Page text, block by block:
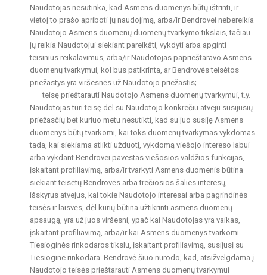
Naudotojas nesutinka, kad Asmens duomenys būtų ištrinti, ir
vietoj to prašo apriboti jų naudojimą, arba/ir Bendrovei nebereikia
Naudotojo Asmens duomenų duomenų tvarkymo tikslais, tačiau
jų reikia Naudotojui siekiant pareikšti, vykdyti arba apginti
teisinius reikalavimus, arba/ir Naudotojas paprieštaravo Asmens
duomenų tvarkymui, kol bus patikrinta, ar Bendrovės teisėtos
priežastys yra viršesnės už Naudotojo priežastis;
– teisę prieštarauti Naudotojo Asmens duomenų tvarkymui, t.y.
Naudotojas turi teisę dėl su Naudotojo konkrečiu atveju susijusių
priežasčių bet kuriuo metu nesutikti, kad su juo susiję Asmens
duomenys būtų tvarkomi, kai toks duomenų tvarkymas vykdomas
tada, kai siekiama atlikti užduotį, vykdomą viešojo intereso labui
arba vykdant Bendrovei pavestas viešosios valdžios funkcijas,
įskaitant profiliavimą, arba/ir tvarkyti Asmens duomenis būtina
siekiant teisėtų Bendrovės arba trečiosios šalies interesų,
išskyrus atvejus, kai tokie Naudotojo interesai arba pagrindinės
teisės ir laisvės, dėl kurių būtina užtikrinti asmens duomenų
apsaugą, yra už juos viršesni, ypač kai Naudotojas yra vaikas,
įskaitant profiliavimą, arba/ir kai Asmens duomenys tvarkomi
Tiesioginės rinkodaros tikslu, įskaitant profiliavimą, susijusį su
Tiesiogine rinkodara. Bendrovė šiuo nurodo, kad, atsižvelgdama į
Naudotojo teisės prieštarauti Asmens duomenų tvarkymui